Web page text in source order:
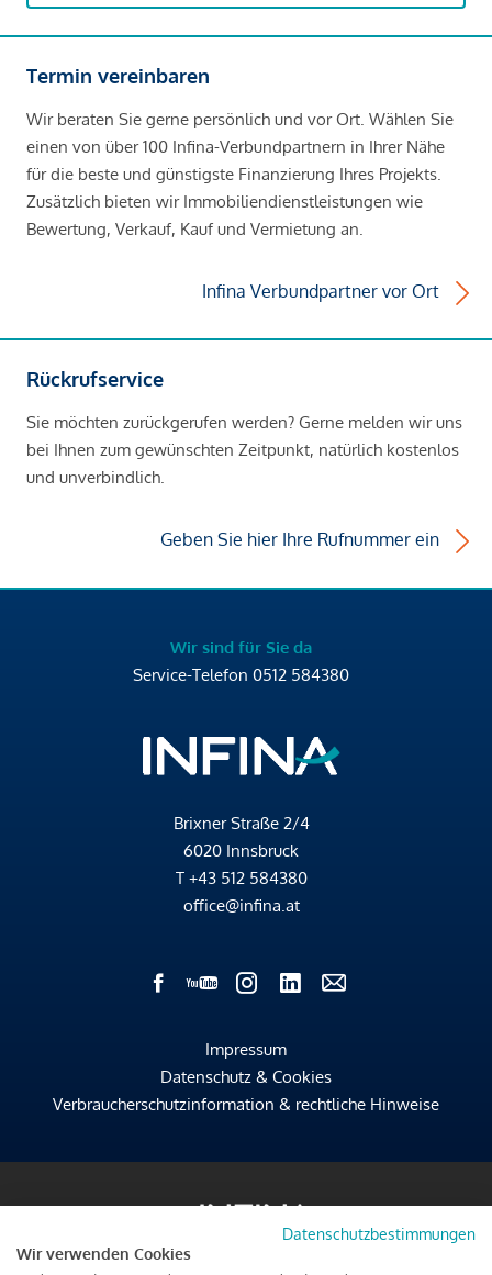
Termin vereinbaren
Wir beraten Sie gerne persönlich und vor Ort. Wählen Sie
einen von über 100 Infina-Verbundpartnern in Ihrer Nähe
für die beste und günstigste Finanzierung Ihres Projekts.
Zusätzlich bieten wir Immobiliendienstleistungen wie
Bewertung, Verkauf, Kauf und Vermietung an.
Infina Verbundpartner vor Ort
Rückrufservice
Sie möchten zurückgerufen werden? Gerne melden wir uns
bei Ihnen zum gewünschten Zeitpunkt, natürlich kostenlos
und unverbindlich.
Geben Sie hier Ihre Rufnummer ein
Wir sind für Sie da
Service-Telefon 0512 584380
Brixner Straße 2/4
6020 Innsbruck
T +43 512 584380
office@infina.at
Impressum
Datenschutz & Cookies
Verbraucherschutzinformation & rechtliche Hinweise
Datenschutzbestimmungen
Wir verwenden Cookies